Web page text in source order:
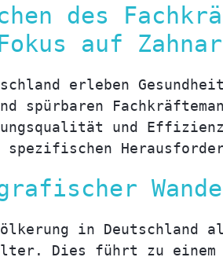
des
auf
erleben
spürbaren
und
spezifischen
in Deutschland
Dies führt zu einem